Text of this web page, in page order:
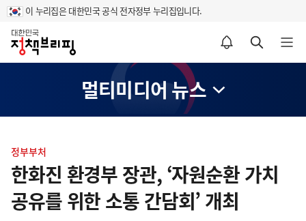
이 누리집은 대한민국 공식 전자정부 누리집입니다.
홈
알림설정 바로가기 검색 바로가기 메뉴 열기
멀티미디어 뉴스
텐
츠
영
역
정부부처
한화진 환경부 장관, ‘자원순환 가치
공유를 위한 소통 간담회’ 개최